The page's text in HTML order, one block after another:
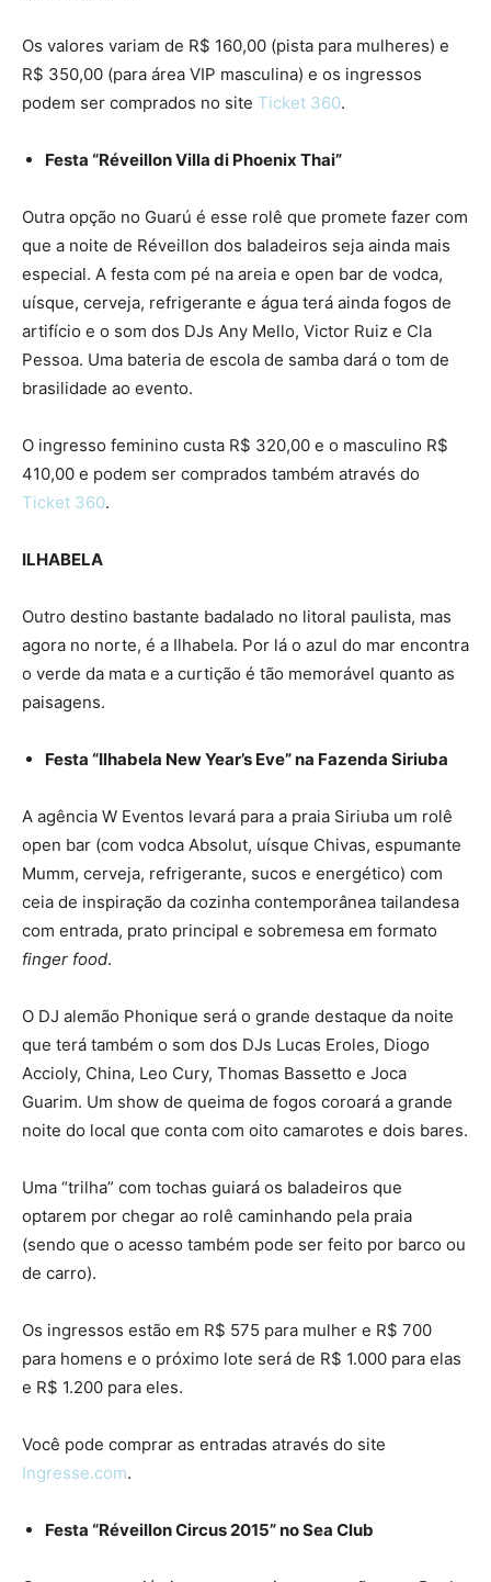
Os valores variam de R$ 160,00 (pista para mulheres) e
R$ 350,00 (para área VIP masculina) e os ingressos
podem ser comprados no site Ticket 360.
Festa “Réveillon Villa di Phoenix Thai”
Outra opção no Guarú é esse rolê que promete fazer com
que a noite de Réveillon dos baladeiros seja ainda mais
especial. A festa com pé na areia e open bar de vodca,
uísque, cerveja, refrigerante e água terá ainda fogos de
artifício e o som dos DJs Any Mello, Victor Ruiz e Cla
Pessoa. Uma bateria de escola de samba dará o tom de
brasilidade ao evento.
O ingresso feminino custa R$ 320,00 e o masculino R$
410,00 e podem ser comprados também através do
Ticket 360.
ILHABELA
Outro destino bastante badalado no litoral paulista, mas
agora no norte, é a Ilhabela. Por lá o azul do mar encontra
o verde da mata e a curtição é tão memorável quanto as
paisagens.
Festa “Ilhabela New Year’s Eve” na Fazenda Siriuba
A agência W Eventos levará para a praia Siriuba um rolê
open bar (com vodca Absolut, uísque Chivas, espumante
Mumm, cerveja, refrigerante, sucos e energético) com
ceia de inspiração da cozinha contemporânea tailandesa
com entrada, prato principal e sobremesa em formato
finger food.
O DJ alemão Phonique será o grande destaque da noite
que terá também o som dos DJs Lucas Eroles, Diogo
Accioly, China, Leo Cury, Thomas Bassetto e Joca
Guarim. Um show de queima de fogos coroará a grande
noite do local que conta com oito camarotes e dois bares.
Uma “trilha” com tochas guiará os baladeiros que
optarem por chegar ao rolê caminhando pela praia
(sendo que o acesso também pode ser feito por barco ou
de carro).
Os ingressos estão em R$ 575 para mulher e R$ 700
para homens e o próximo lote será de R$ 1.000 para elas
e R$ 1.200 para eles.
Você pode comprar as entradas através do site
Ingresse.com.
Festa “Réveillon Circus 2015” no Sea Club